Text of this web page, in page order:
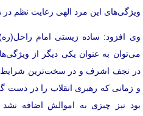
ویژگی‌های این مرد الهی رعایت نظم در
وی افزود: ساده زیستی امام
می‌توان به عنوان یکی دیگر از
در نجف اشرف و در سخت‌ترین شرایط و
و زمانی که رهبری انقلاب را در
بود نیز چیزی به اموالش اضافه